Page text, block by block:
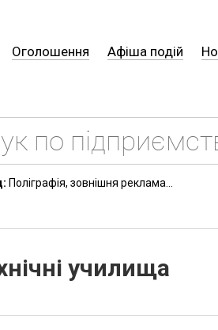
Оголошення Афіша подій
Поліграфія, зовнішня реклама...
училища